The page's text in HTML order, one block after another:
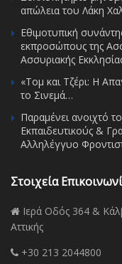
απώλεια του Λάκη
Εθιμοτυπική
εκπροσώπους της
Ασσυριακής
«Τομ και Τζέρι: Η
το Σινεμά…
Παραμένει ανοιχτό
Εκπαιδευτικούς &
Αλληλέγγυο
Στοιχεία
Ιερά Οδός 364 &
Αττικής
+30 213 2044800